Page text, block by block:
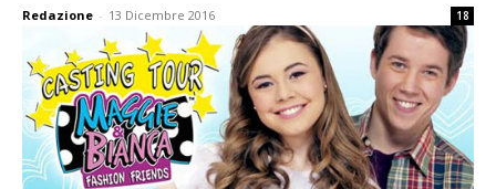
Redazione - 13 Dicembre 2016 18